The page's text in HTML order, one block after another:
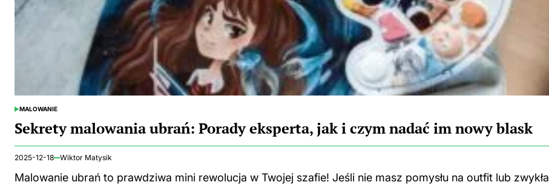
POSTED
MALOWANIE
Sekrety malowania ubrań: Porady eksperta, jak i czym nadać im nowy blask
2025-12-18 Wiktor Matysik
Malowanie ubrań to prawdziwa mini rewolucja w Twojej szafie! Jeśli nie masz pomysłu na outfit lub zwykła